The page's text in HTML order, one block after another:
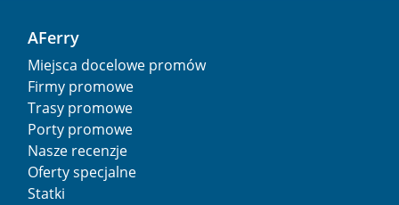
AFerry
Miejsca docelowe promów
Firmy promowe
Trasy promowe
Porty promowe
Nasze recenzje
Oferty specjalne
Statki